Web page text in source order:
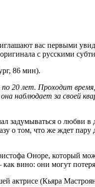
вас первыми
с русскими
86 мин).
20 лет. Проходит
наблюдает за своей
задумываться о
о том, что же ждет
Оноре, который
вино: они могут
актрисе (Кьяра